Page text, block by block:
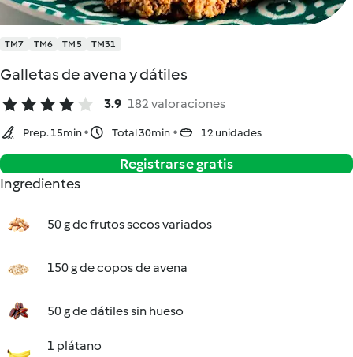
TM7 TM6 TM5 TM31
Galletas de avena y dátiles
3.9 182 valoraciones
Prep. 15min Total 30min 12 unidades
Registrarse gratis
Ingredientes
50 g de frutos secos variados
150 g de copos de avena
50 g de dátiles sin hueso
1 plátano